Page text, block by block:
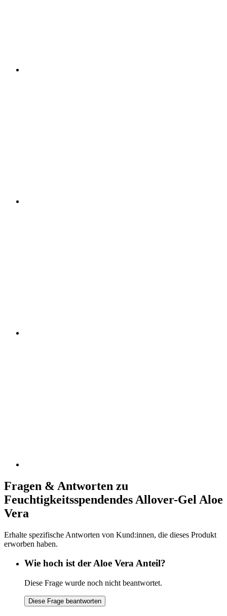
Fragen & Antworten zu
Feuchtigkeitsspendendes Allover-Gel Aloe
Vera
Erhalte spezifische Antworten von Kund:innen, die dieses Produkt
erworben haben.
Wie hoch ist der Aloe Vera Anteil?
Diese Frage wurde noch nicht beantwortet.
Diese Frage beantworten